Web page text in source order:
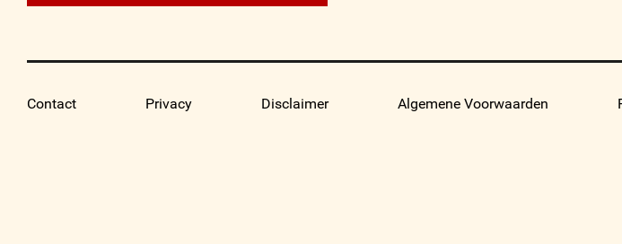
Contact Privacy Disclaimer Algemene Voorwaarden